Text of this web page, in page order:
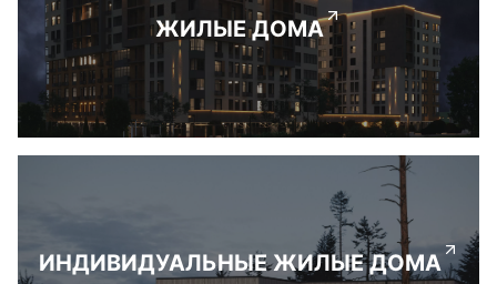
ЖИЛЫЕ ДОМА
ИНДИВИДУАЛЬНЫЕ ЖИЛЫЕ ДОМА